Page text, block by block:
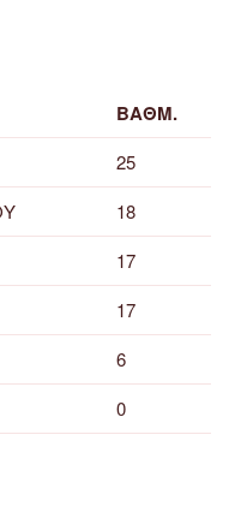
ΒΑΘΜ.
25
18
17
17
6
0